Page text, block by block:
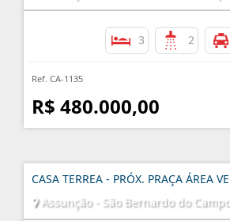
3 2
Ref. CA-1135
R$ 480.000,00
CASA TERREA - PRÓX. PRAÇA ÁREA
Assunção - São Bernardo do Campo